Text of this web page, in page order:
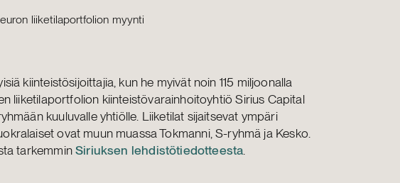
liiketilaportfolion myynti
kiinteistösijoittajia, kun he myivät noin 115 miljoonalla
liiketilaportfolion kiinteistövarainhoitoyhtiö Sirius Capital
kuuluvalle yhtiölle. Liiketilat sijaitsevat ympäri
ovat muun muassa Tokmanni, S-ryhmä ja Kesko.
tarkemminSiriuksen lehdistötiedotteesta.